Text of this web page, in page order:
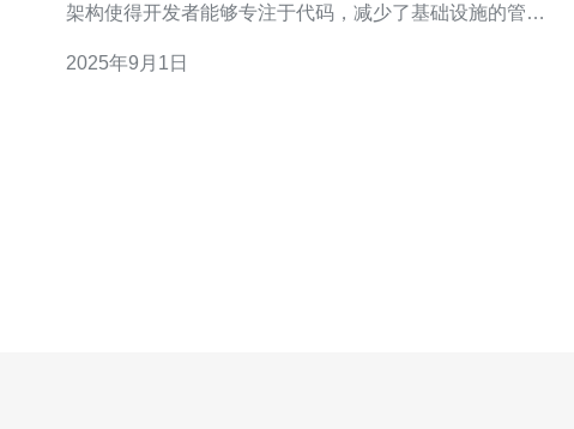
架构使得开发者能够专注于代码，减少了基础设施的管
到最佳、最便宜的无服务器解决方案呢？本文将为您详细
2025年9月1日